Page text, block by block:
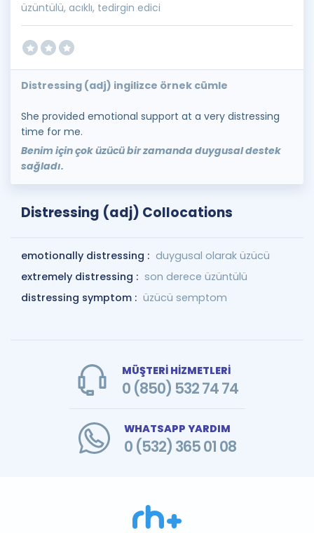
üzüntülü, acıklı, tedirgin edici
Distressing (adj) ingilizce örnek cümle
She provided emotional support at a very distressing
time for me.
Benim için çok üzücü bir zamanda duygusal destek
sağladı.
Distressing (adj) Collocations
emotionally distressing : duygusal olarak üzücü
extremely distressing : son derece üzüntülü
distressing symptom : üzücü semptom
MÜŞTERİ HİZMETLERİ
0 (850) 532 74 74
WHATSAPP YARDIM
0 (532) 365 01 08